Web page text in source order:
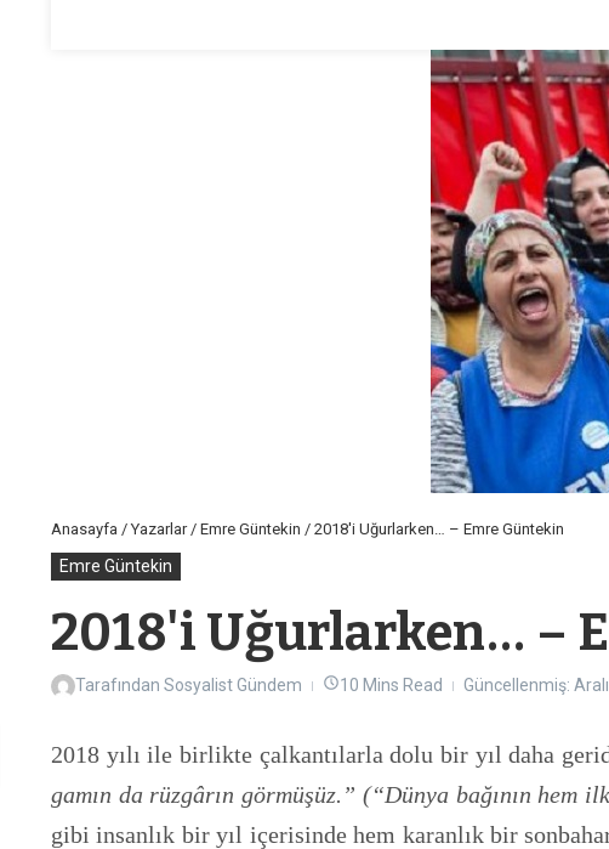
Anasayfa /Yazarlar/ Emre Güntekin / 2018'i Uğurlarken… – Emre Güntekin
Emre Güntekin
2018'i Uğurlarken… –
Tarafından Sosyalist Gündem 10 Mins Read Güncellenmiş:
2018 yılı ile birlikte çalkantılarla dolu bir yıl daha
gamın da rüzgârın görmüşüz.” (“Dünya bağının hem
gibi insanlık bir yıl içerisinde hem karanlık bir